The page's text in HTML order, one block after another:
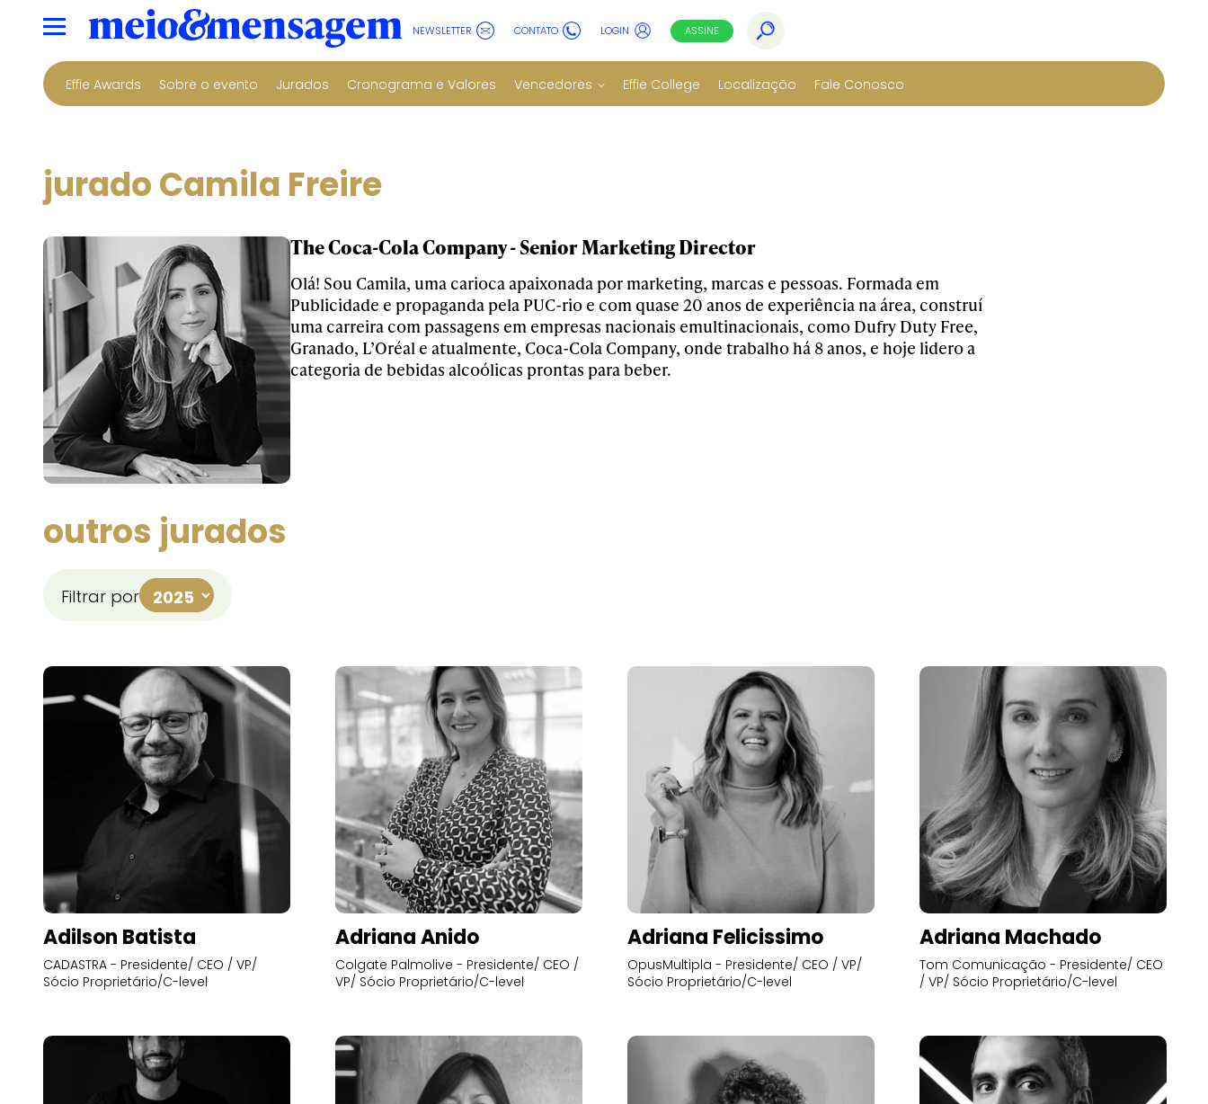
NEWSLETTER CONTATO LOGIN ASSINE
Effie Awards Sobre o evento Jurados Cronograma e Valores Vencedores Effie College Localização Fale Conosco
jurado Camila Freire
The Coca-Cola Company - Senior Marketing Director
Olá! Sou Camila, uma carioca apaixonada por marketing, marcas e pessoas. Formada em
Publicidade e propaganda pela PUC-rio e com quase 20 anos de experiência na área, construí
uma carreira com passagens em empresas nacionais emultinacionais, como Dufry Duty Free,
Granado, L’Oréal e atualmente, Coca-Cola Company, onde trabalho há 8 anos, e hoje lidero a
categoria de bebidas alcoólicas prontas para beber.
outros jurados
Filtrar por
Adilson Batista
CADASTRA - Presidente/ CEO / VP/
Sócio Proprietário/C-level
Adriana Anido
Colgate Palmolive - Presidente/ CEO /
VP/ Sócio Proprietário/C-level
Adriana Felicissimo
OpusMultipla - Presidente/ CEO / VP/
Sócio Proprietário/C-level
Adriana Machado
Tom Comunicação - Presidente/ CEO
/ VP/ Sócio Proprietário/C-level